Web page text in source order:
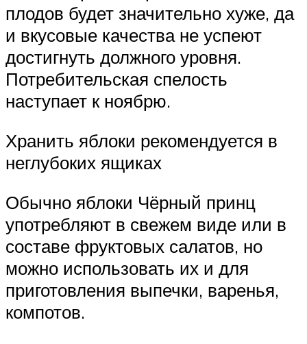
плодов будет значительно хуже, да
и вкусовые качества не успеют
достигнуть должного уровня.
Потребительская спелость
наступает к ноябрю.
Хранить яблоки рекомендуется в
неглубоких ящиках
Обычно яблоки Чёрный принц
употребляют в свежем виде или в
составе фруктовых салатов, но
можно использовать их и для
приготовления выпечки, варенья,
компотов.